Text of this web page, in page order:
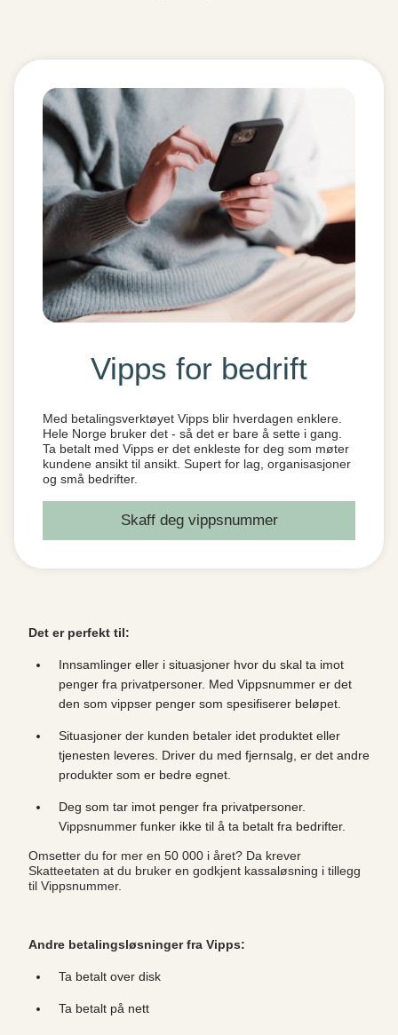
Vipps for bedrift
Med betalingsverktøyet Vipps blir hverdagen enklere.
Hele Norge bruker det - så det er bare å sette i gang.
Ta betalt med Vipps er det enkleste for deg som møter
kundene ansikt til ansikt. Supert for lag, organisasjoner
og små bedrifter.
Skaff deg vippsnummer
Det er perfekt til:
Innsamlinger eller i situasjoner hvor du skal ta imot
penger fra privatpersoner. Med Vippsnummer er det
den som vippser penger som spesifiserer beløpet.
Situasjoner der kunden betaler idet produktet eller
tjenesten leveres. Driver du med fjernsalg, er det andre
produkter som er bedre egnet.
Deg som tar imot penger fra privatpersoner.
Vippsnummer funker ikke til å ta betalt fra bedrifter.
Omsetter du for mer en 50 000 i året? Da krever
Skatteetaten at du bruker en godkjent kassaløsning i tillegg
til Vippsnummer.
Andre betalingsløsninger fra Vipps:
Ta betalt over disk
Ta betalt på nett